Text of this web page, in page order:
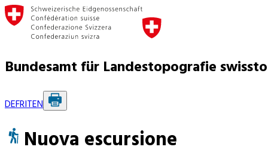
Bundesamt für Landestopografie
DEFRITEN
Nuova escursione